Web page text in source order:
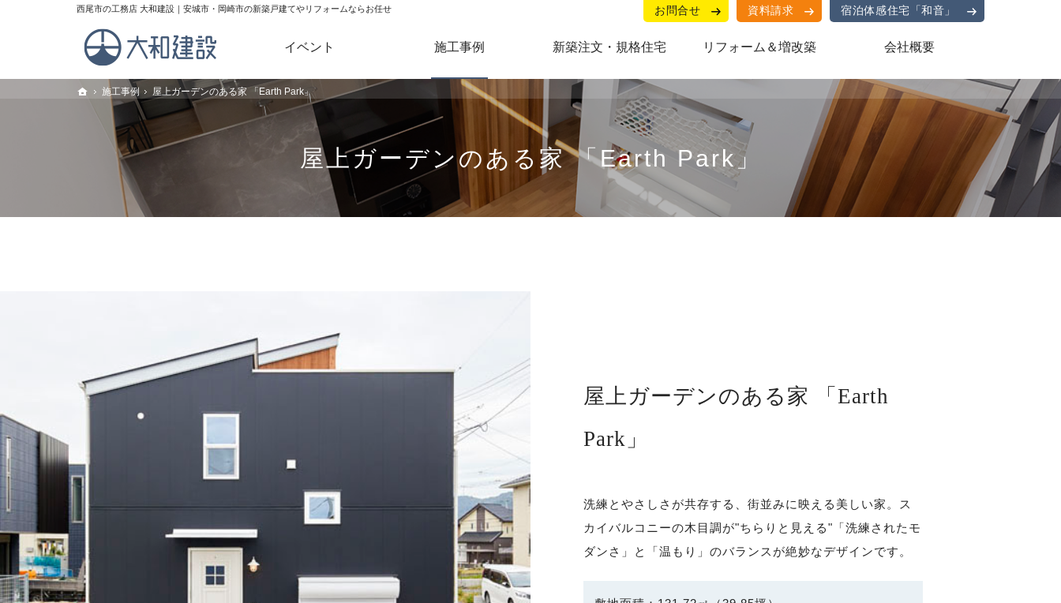
トップ
施工事例 屋上ガーデンのある家 「Earth Park」
屋上ガーデンのある家 「Earth Park」
理想の住宅を建てるお手伝い。西尾市・安城市・岡崎市の新築戸建てやリフォームのことなら当社へ。
西尾市の工務店 大和建設｜安城市・岡崎市の新築戸建てやリフォームならお任せ
屋上ガーデンのある家 「Earth
Park」
洗練とやさしさが共存する、街並みに映える美しい家。ス
カイバルコニーの木目調が"ちらりと見える"「洗練されたモ
ダンさ」と「温もり」のバランスが絶妙なデザインです。
お問合せ 資料請求 宿泊体感住宅「和音」
Home
イベント 施工事例 新築注文・規格住宅 リフォーム＆増改築 会社概要
トップ
施工事例 屋上ガーデンのある家 「Earth Park」